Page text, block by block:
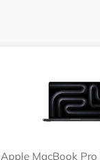
Apple MacBook Pro